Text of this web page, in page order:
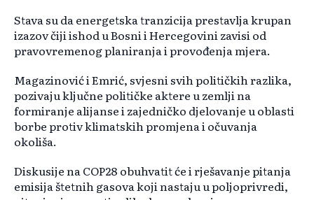
Stava su da energetska tranzicija prestavlja krupan
izazov čiji ishod u Bosni i Hercegovini zavisi od
pravovremenog planiranja i provođenja mjera.
Magazinović i Emrić, svjesni svih političkih razlika,
pozivaju ključne političke aktere u zemlji na
formiranje alijanse i zajedničko djelovanje u oblasti
borbe protiv klimatskih promjena i očuvanja
okoliša.
Diskusije na COP28 obuhvatit će i rješavanje pitanja
emisija štetnih gasova koji nastaju u poljoprivredi,